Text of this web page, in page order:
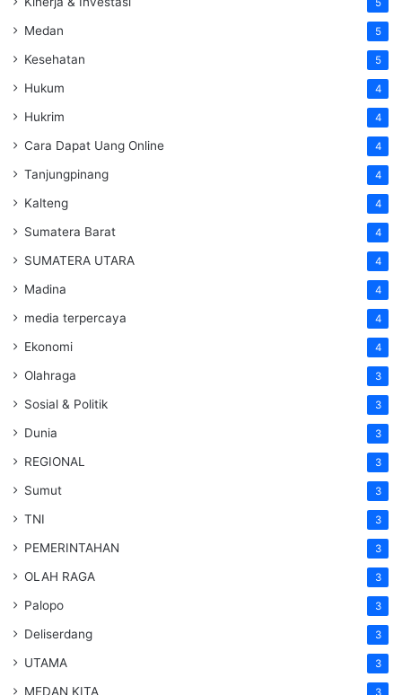
5
Medan 5
Kesehatan 5
Hukum 4
Hukrim 4
Cara Dapat Uang Online 4
Tanjungpinang 4
Kalteng 4
Sumatera Barat 4
SUMATERA UTARA 4
Madina 4
media terpercaya 4
Ekonomi 4
Olahraga 3
Sosial & Politik 3
Dunia 3
REGIONAL 3
Sumut 3
TNI 3
PEMERINTAHAN 3
OLAH RAGA 3
Palopo 3
Deliserdang 3
UTAMA 3
MEDAN KITA 3